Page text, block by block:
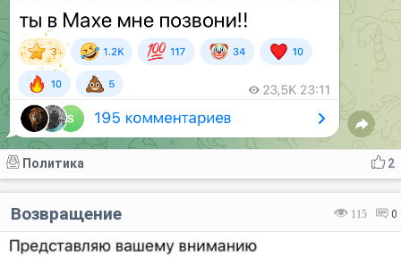
2
Политика
115 0
Возвращение